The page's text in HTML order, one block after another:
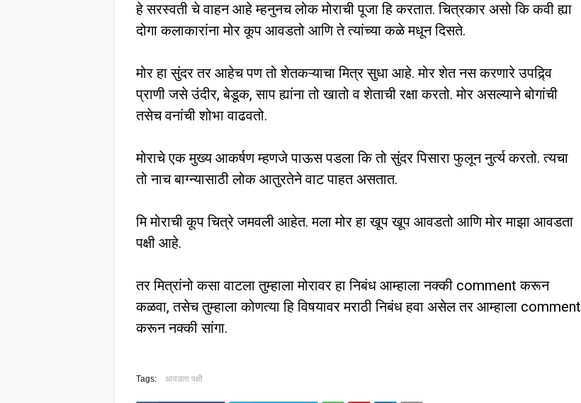
हे सरस्वती चे वाहन आहे म्हनुनच लोक मोराची पूजा हि करतात. चित्रकार असो कि कवी ह्या
दोगा कलाकारांना मोर कूप आवडतो आणि ते त्यांच्या कळे मधून दिसते.
मोर हा सुंदर तर आहेच पण तो शेतकऱ्याचा मित्र सुधा आहे. मोर शेत नस करणारे उपद्र्वि
प्राणी जसे उंदीर, बेडूक, साप ह्यांना तो खातो व शेताची रक्षा करतो. मोर असल्याने बोगांची
तसेच वनांची शोभा वाढवतो.
मोराचे एक मुख्य आकर्षण म्हणजे पाऊस पडला कि तो सुंदर पिसारा फुलून नुर्त्य करतो. त्यचा
तो नाच बाग्न्यासाठी लोक आतुरतेने वाट पाहत असतात.
मि मोराची कूप चित्रे जमवली आहेत. मला मोर हा खूप खूप आवडतो आणि मोर माझा आवडता
पक्षी आहे.
तर मित्रांनो कसा वाटला तुम्हाला मोरावर हा निबंध आम्हाला नक्की comment करून
कळवा, तसेच तुम्हाला कोणत्या हि विषयावर मराठी निबंध हवा असेल तर आम्हाला comment
करून नक्की सांगा.
Tags: आवडता पक्षी